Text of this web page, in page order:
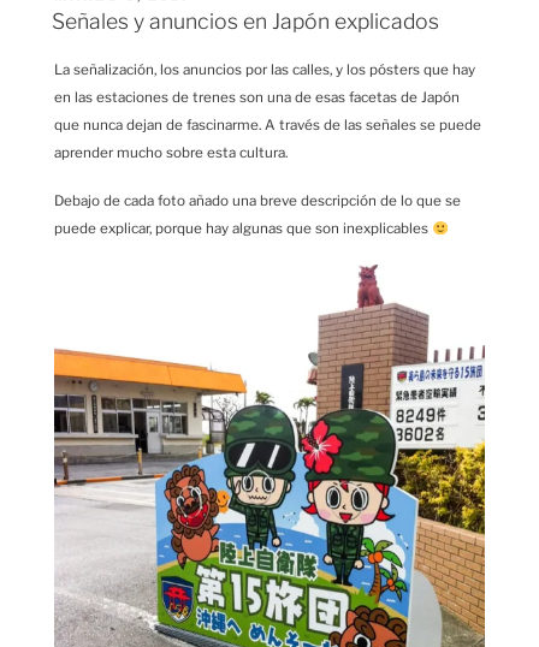
EL
Señales y anuncios en Japón explicados
La señalización, los anuncios por las calles, y los pósters que hay
en las estaciones de trenes son una de esas facetas de Japón
que nunca dejan de fascinarme. A través de las señales se puede
aprender mucho sobre esta cultura.
Debajo de cada foto añado una breve descripción de lo que se
puede explicar, porque hay algunas que son inexplicables